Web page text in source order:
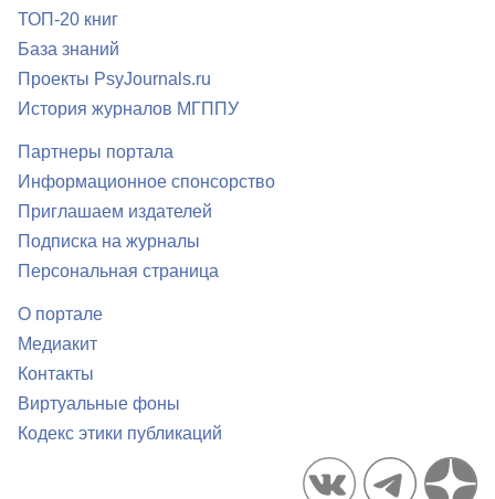
ТОП-20 книг
База знаний
Проекты PsyJournals.ru
История журналов МГППУ
Партнеры портала
Информационное спонсорство
Приглашаем издателей
Подписка на журналы
Персональная страница
О портале
Медиакит
Контакты
Виртуальные фоны
Кодекс этики публикаций